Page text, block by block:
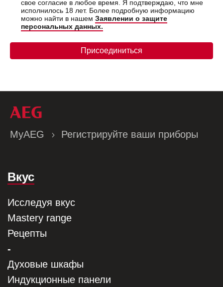
свое согласие в любое время. Я подтверждаю, что мне
исполнилось 18 лет. Более подробную информацию
можно найти в нашем Заявлении о защите
персональных данных.
Присоединиться
MyAEG Регистрируйте ваши приборы
Вкус
Исследуя вкус
Mastery range
Рецепты
-
Духовые шкафы
Индукционные панели